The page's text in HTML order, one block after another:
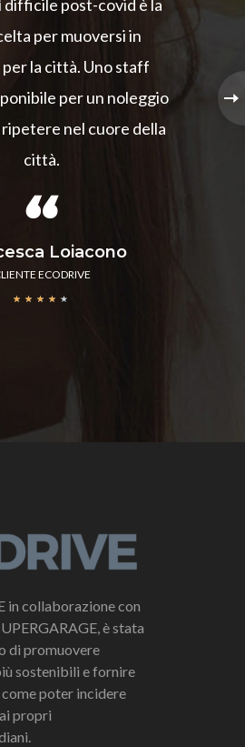
difficile post-covid è la
per muoversi in
per la città. Uno staff
per un noleggio
nel cuore della
città.
Loiacono
ECODRIVE
★ ★ ★ ★ ★
in collaborazione con
è stata
di promuovere
sostenibili e fornire
poter incidere
propri